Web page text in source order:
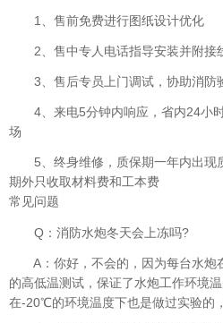
1、售前免费进行图纸设计优化
2、售中专人电话指导安装并附接
3、售后专员上门调试，协助消防
4、来电5分钟内响应，省内24小
场
5、终身维修，质保期一年内出现
期外只收取材料费和工本费
常见问题
Q：消防水炮冬天会上冻吗?
A：你好，不会的，因为每台水炮
的高低温测试，保证了水炮工作环境
在-20℃的环境温度下也是做过实验的